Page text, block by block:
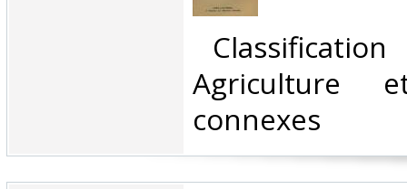
Agriculture
connexes‎